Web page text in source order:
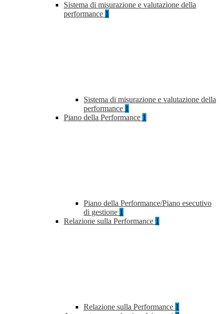
Sistema di misurazione e valutazione della
performance 1
Sistema di misurazione e valutazione della
performance 1
Piano della Performance 1
Piano della Performance/Piano esecutivo
di gestione 1
Relazione sulla Performance 1
Relazione sulla Performance 1